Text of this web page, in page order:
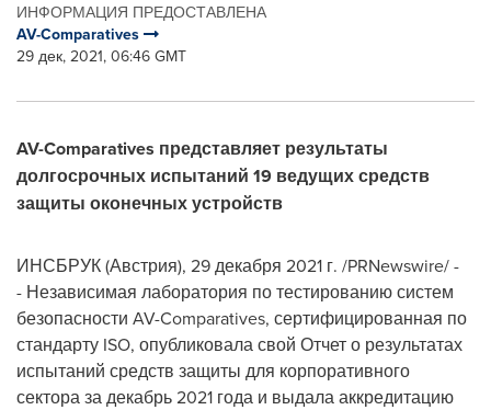
ИНФОРМАЦИЯ ПРЕДОСТАВЛЕНА
AV-Comparatives
29 дек, 2021, 06:46 GMT
AV-Comparatives представляет результаты
долгосрочных испытаний 19 ведущих средств
защиты оконечных устройств
ИНСБРУК (Австрия), 29 декабря 2021 г. /PRNewswire/ -
- Независимая лаборатория по тестированию систем
безопасности AV-Comparatives, сертифицированная по
стандарту ISO, опубликовала свой Отчет о результатах
испытаний средств защиты для корпоративного
сектора за декабрь 2021 года и выдала аккредитацию